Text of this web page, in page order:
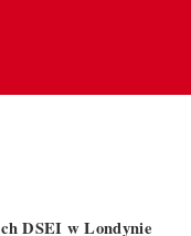
DSEI w Londynie